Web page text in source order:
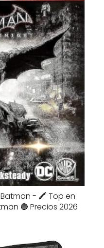
- 🖍️ Top en
🔵 Precios 2026